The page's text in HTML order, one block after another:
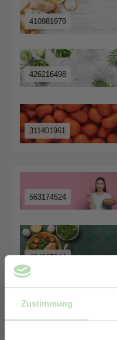
Zustimmung
410981979
426216498
311401961
563174524
484267844